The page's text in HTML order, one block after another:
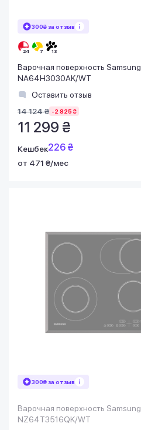
300₴ за отзыв
Варочная поверхность Samsung
NA64H3030AK/WT
Оставить отзыв
14 124 ₴ -2 825 ₴
11 299 ₴
Кешбек226 ₴
от 471 ₴/мес
300₴ за отзыв
Варочная поверхность Samsung
NZ64T3516QK/WT